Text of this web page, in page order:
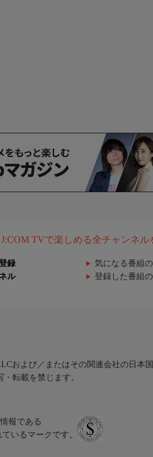
TVで楽しめる全チャンネル
録 気になる番組の
ル 登録した番組
および／またはその関連会社の日本
転載を禁じます。
報である
いるマークです。